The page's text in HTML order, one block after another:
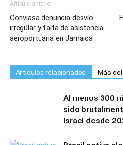
Artículo anterior
Conviasa denuncia desvío
irregular y falta de asistencia
aeroportuaria en Jamaica
Artículos relacionados Más
Al menos 300
sido
Israel desde